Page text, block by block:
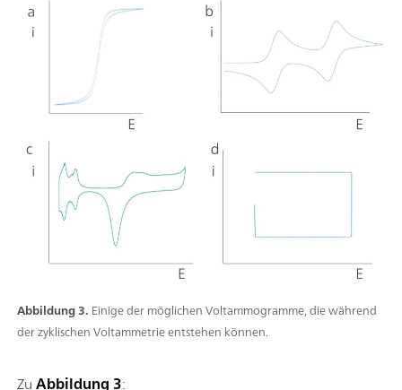
Abbildung 3. Einige der möglichen Voltammogramme, die während
der zyklischen Voltammetrie entstehen können.
ZuAbbildung 3: